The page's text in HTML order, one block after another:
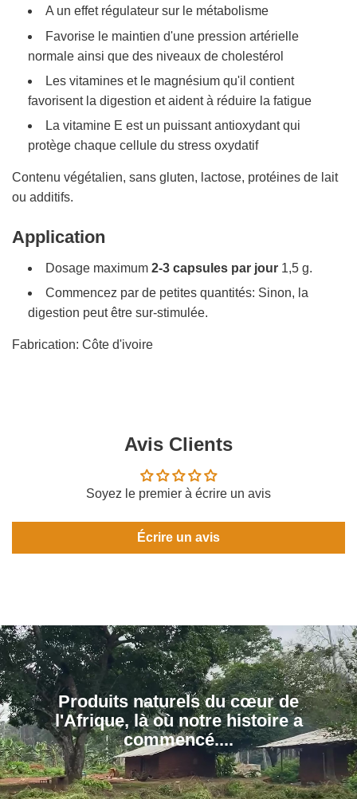
A un effet régulateur sur le métabolisme
Favorise le maintien d'une pression artérielle
normale ainsi que des niveaux de cholestérol
Les vitamines et le magnésium qu'il contient
favorisent la digestion et aident à réduire la fatigue
La vitamine E est un puissant antioxydant qui
protège chaque cellule du stress oxydatif
Contenu végétalien, sans gluten, lactose, protéines de lait
ou additifs.
Application
Dosage maximum 2-3 capsules par jour 1,5 g.
Commencez par de petites quantités: Sinon, la
digestion peut être sur-stimulée.
Fabrication: Côte d'ivoire
Avis Clients
Soyez le premier à écrire un avis
Écrire un avis
Produits naturels du cœur de
l'Afrique, là où notre histoire a